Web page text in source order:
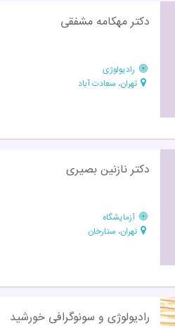
دکتر مهکامه مشفقی
رادیولوژی
تهران، سعادت آباد
دکتر نازنین بصیری
آزمایشگاه
تهران، ستارخان
رادیولوژی و سونوگرافی خورشید